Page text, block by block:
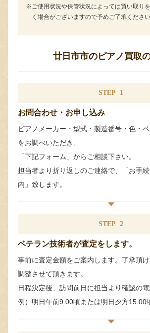
ご使用状況や保管状況によっては買い取り
く場合がございますので予めご了承ください
廿日市市のピアノ買取
STEP 1
お問合わせ・お申し込み
ピアノメーカー・型式・製造番号・色・
をお調べいただき、
「下記フォーム」からご相談下さい。
担当者より折り返しのご連絡で、「お手
内」致します。
STEP 2
ベテラン技術者が査定をします。
事前に査定金額をご案内します。了承頂
調整させて頂きます。
日程決定後、訪問前日に担当より確認の電
例）明日午前9:00頃または明日夕方15:00